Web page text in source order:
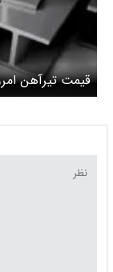
قیمت تیرآهن امروز ۲ خرداد ۱۴۰۵